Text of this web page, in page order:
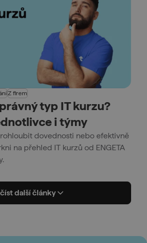
Z firem
typ IT kurzu?
i týmy
dovednosti nebo efektivně
na přehled IT kurzů od ENGETA
další články